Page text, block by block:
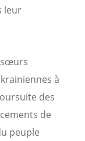
leur
à
des
de
peuple